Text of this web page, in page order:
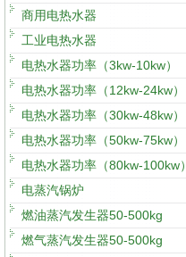
商用电热水器
工业电热水器
电热水器功率（3kw-10kw）
电热水器功率（12kw-24kw）
电热水器功率（30kw-48kw）
电热水器功率（50kw-75kw）
电热水器功率（80kw-100kw）
电蒸汽锅炉
燃油蒸汽发生器50-500kg
燃气蒸汽发生器50-500kg